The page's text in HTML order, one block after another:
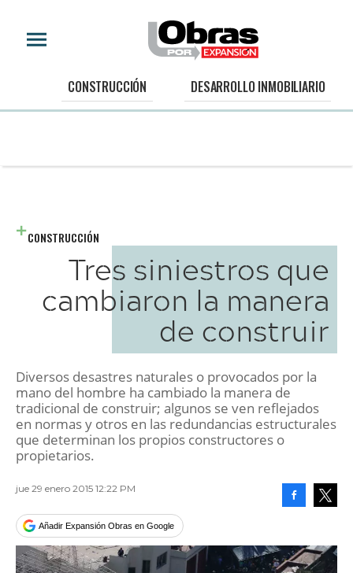
CONSTRUCCIÓN DESARROLLO INMOBILIARIO
CONSTRUCCIÓN
Tres siniestros que
cambiaron la manera
de construir
Diversos desastres naturales o provocados por la
mano del hombre ha cambiado la manera de
tradicional de construir; algunos se ven reflejados
en normas y otros en las redundancias estructurales
que determinan los propios constructores o
propietarios.
jue 29 enero 2015 12:22 PM
Añadir Expansión Obras en Google